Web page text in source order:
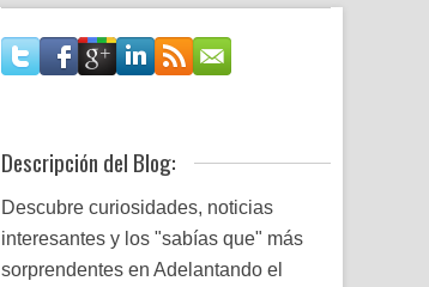
Descripción del Blog:
Descubre curiosidades, noticias
interesantes y los "sabías que" más
sorprendentes en Adelantando el